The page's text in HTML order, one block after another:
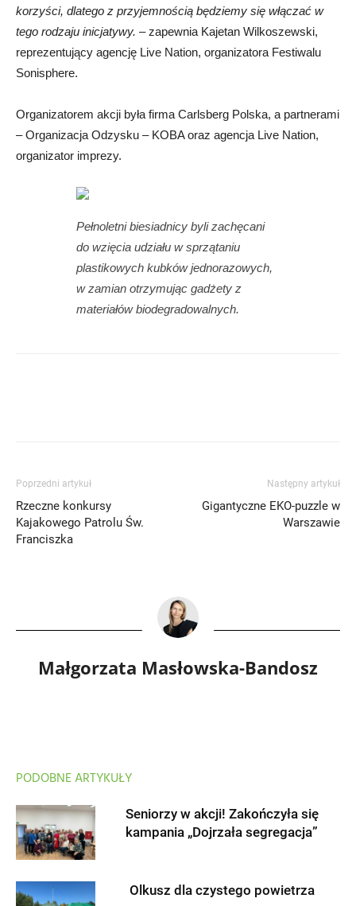
korzyści, dlatego z przyjemnością będziemy się włączać w
tego rodzaju inicjatywy. – zapewnia Kajetan Wilkoszewski,
reprezentujący agencję Live Nation, organizatora Festiwalu
Sonisphere.
Organizatorem akcji była firma Carlsberg Polska, a partnerami
– Organizacja Odzysku – KOBA oraz agencja Live Nation,
organizator imprezy.
Pełnoletni biesiadnicy byli zachęcani
do wzięcia udziału w sprzątaniu
plastikowych kubków jednorazowych,
w zamian otrzymując gadżety z
materiałów biodegradowalnych.
Poprzedni artykuł
Rzeczne konkursy
Kajakowego Patrolu Św.
Franciszka
Następny artykuł
Gigantyczne EKO-puzzle w
Warszawie
Małgorzata Masłowska-Bandosz
PODOBNE ARTYKUŁY
Seniorzy w akcji! Zakończyła się
kampania „Dojrzała segregacja”
Olkusz dla czystego powietrza